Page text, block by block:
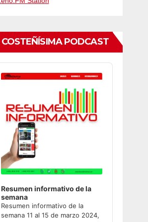
PODCAST
Resumen informativo de la
semana
Resumen informativo de la
semana 11 al 15 de marzo 2024,